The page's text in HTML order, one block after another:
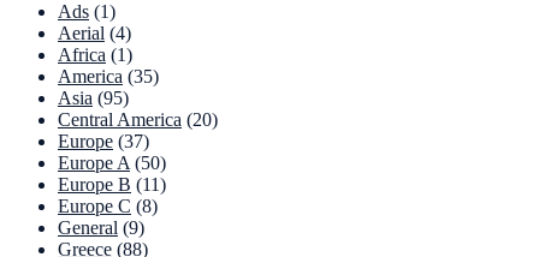
Ads (1)
Aerial (4)
Africa (1)
America (35)
Asia (95)
Central America (20)
Europe (37)
Europe A (50)
Europe B (11)
Europe C (8)
General (9)
Greece (88)